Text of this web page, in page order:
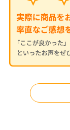
神奈川県